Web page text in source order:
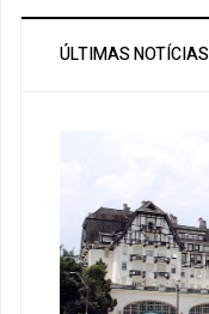
ÚLTIMAS NOTÍCIAS